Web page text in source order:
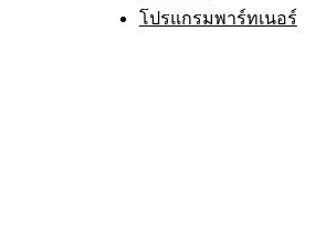
โปรแกรมพาร์ทเนอร์